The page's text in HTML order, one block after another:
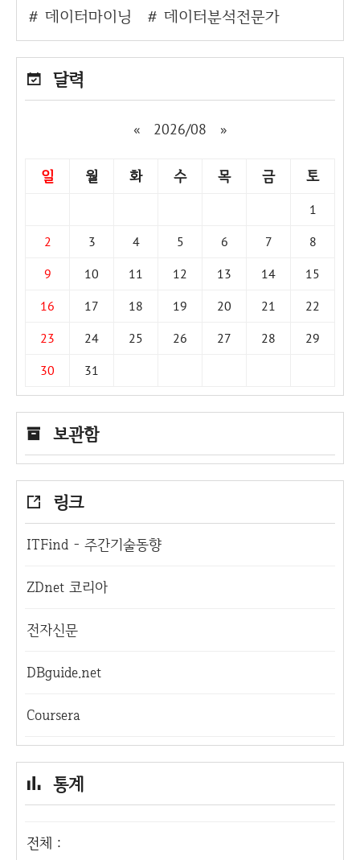
데이터마이닝
데이터분석전문가
달력
« 2026/08 »
일 월 화 수 목 금 토
1
2
3 4 5 6 7
8
9
10 11 12 13 14
15
16
17 18 19 20 21
22
23
24 25 26 27 28
29
30
31
보관함
링크
ITFind - 주간기술동향
ZDnet 코리아
전자신문
DBguide.net
Coursera
통계
전체 :